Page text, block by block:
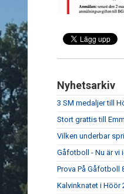
Nyhetsarkiv
3 SM medaljer till
Stort grattis till
Vilken underbar
Gåfotboll - Nu är vi
Prova På Gåfotboll
Kalvinknatet i Höör